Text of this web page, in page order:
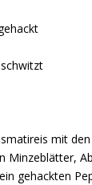
mit
Minzeblätter,
gehackten